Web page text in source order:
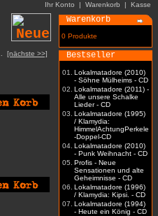
Ihr Konto | Warenkorb | Kasse
[nächste >>]
Warenkorb
0 Produkte
Bestseller
01.
Lokalmatadore (2010)
- Söhne Mülheims - CD
02. Lokalmatadore (2011) -
Alle unsere Schalke
Lieder - CD
03. Lokalmatadore (1995)
/ Klamydia:
HimmelAchtungPerkele
-Doppel-CD
04. Lokalmatadore (2010)
- Punk Weihnacht - CD
05. Profis - Neue
Sensationen und alte
Geheimnisse - CD
06. Lokalmatadore (1996)
/ Klamydia: Kipsi. - CD
07. Lokalmatadore (1994)
- Heute ein König - CD